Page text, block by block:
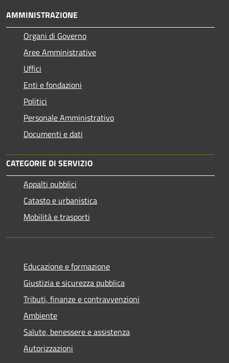
AMMINISTRAZIONE
Organi di Governo
Aree Amministrative
Uffici
Enti e fondazioni
Politici
Personale Amministrativo
Documenti e dati
CATEGORIE DI SERVIZIO
Appalti pubblici
Catasto e urbanistica
Mobilità e trasporti
Educazione e formazione
Giustizia e sicurezza pubblica
Tributi, finanze e contravvenzioni
Ambiente
Salute, benessere e assistenza
Autorizzazioni